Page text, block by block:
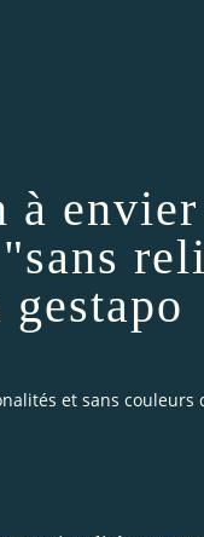
envier
et sans couleurs